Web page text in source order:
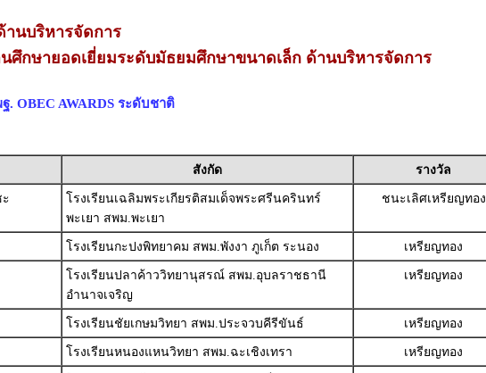
านบริหารจัดการ
ศึกษายอดเยี่ยมระดับมัธยมศึกษาขนาดเล็ก ด้านบริหารจัดการ
. OBEC AWARDS ระดับชาติ
สังกัด รางวัล
โรงเรียนเฉลิมพระเกียรติสมเด็จพระศรีนครินทร์
พะเยา สพม.พะเยา
ชนะเลิศเหรียญทอง
โรงเรียนกะปงพิทยาคม สพม.พังงา ภูเก็ต ระนอง
เหรียญทอง
โรงเรียนปลาค้าววิทยานุสรณ์ สพม.อุบลราชธานี
อำนาจเจริญ
เหรียญทอง
โรงเรียนชัยเกษมวิทยา สพม.ประจวบคีรีขันธ์
เหรียญทอง
โรงเรียนหนองแหนวิทยา สพม.ฉะเชิงเทรา
เหรียญทอง